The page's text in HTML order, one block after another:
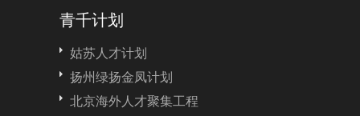
青千计划
姑苏人才计划
扬州绿扬金凤计划
北京海外人才聚集工程